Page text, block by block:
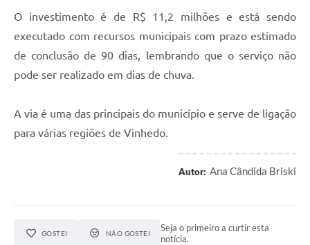
O investimento é de R$ 11,2 milhões e está sendo
executado com recursos municipais com prazo estimado
de conclusão de 90 dias, lembrando que o serviço não
pode ser realizado em dias de chuva.
A via é uma das principais do município e serve de ligação
para várias regiões de Vinhedo.
Autor: Ana Cândida Briski
GOSTEI NÃO GOSTEI
Seja o primeiro a curtir esta
notícia.